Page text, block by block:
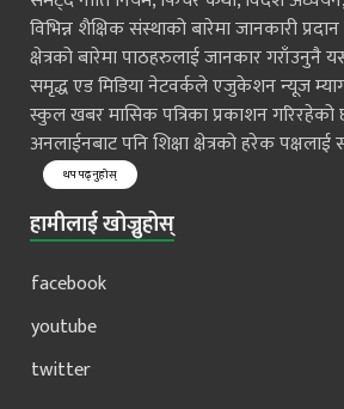
विभिन्न शैक्षिक संस्थाको बारेमा जानकारी
क्षेत्रको बारेमा पाठहरुलाई जानकार गराँउनुनै
समृद्ध एड मिडिया नेटवर्कले एजुकेशन न्यूज
स्कुल खबर मासिक पत्रिका प्रकाशन
अनलाईनबाट पनि शिक्षा क्षेत्रको हरेक
थप पढ्नुहोस्
हामीलाई खोज्नुहोस्
facebook
youtube
twitter